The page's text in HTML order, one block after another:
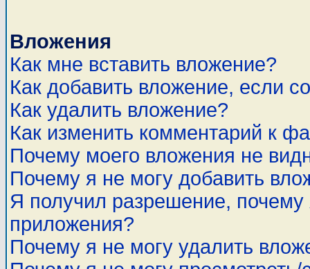
Вложения
Как мне вставить вложение?
Как добавить вложение, если
Как удалить вложение?
Как изменить комментарий к
Почему моего вложения не
Почему я не могу добавить
Я получил разрешение,
приложения?
Почему я не могу удалить